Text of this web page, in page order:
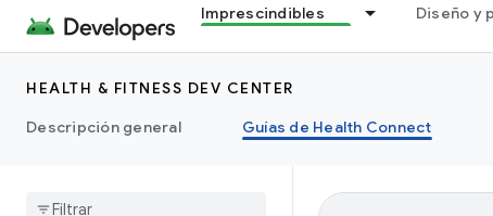
Imprescindibles Diseño y
HEALTH & FITNESS DEV CENTER
Descripción general
Guías de Health Connect